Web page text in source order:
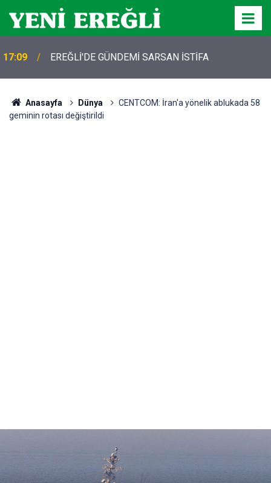
17:09 EREĞLİ'DE GÜNDEMİ SARSAN İSTİFA
Anasayfa Dünya
CENTCOM: İran'a yönelik ablukada 58
geminin rotası değiştirildi